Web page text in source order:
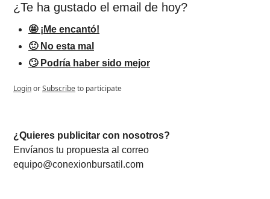
¿Te ha gustado el email de hoy?
🤩 ¡Me encantó!
🙂 No esta mal
🙄 Podría haber sido mejor
LoginorSubscribeto participate
¿Quieres publicitar con nosotros?
equipo@conexionbursatil.com